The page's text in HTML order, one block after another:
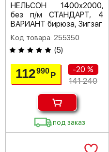
НЕЛЬСОН 1400х2000,
без п/м СТАНДАРТ, 4
ВАРИАНТ бирюза, Зигзаг
Код товара: 255350
(5)
112990Р
-20 %
141 240
под заказ